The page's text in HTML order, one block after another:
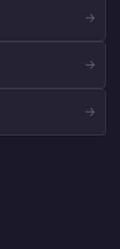
→
→
→